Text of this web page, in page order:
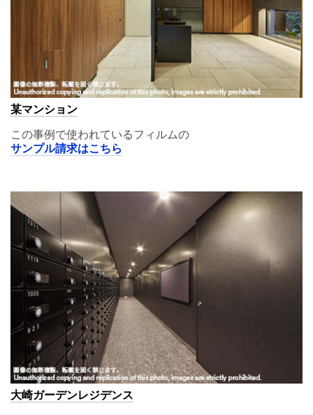
某マンション
この事例で使われているフィルムの
サンプル請求はこちら
大崎ガーデンレジデンス